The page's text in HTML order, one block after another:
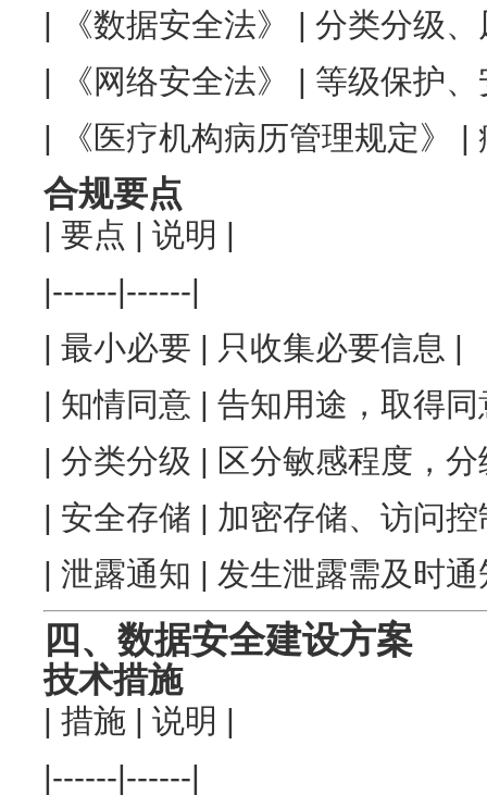
| 《数据安全法》 | 分类分级
| 《网络安全法》 | 等级保护
| 《医疗机构病历管理规定》 |
合规要点
| 要点 | 说明 |
|------|------|
| 最小必要 | 只收集必要信息 |
| 知情同意 | 告知用途，取得
| 分类分级 | 区分敏感程度，
| 安全存储 | 加密存储、访问
| 泄露通知 | 发生泄露需及时
四、数据安全建设方案
技术措施
| 措施 | 说明 |
|------|------|